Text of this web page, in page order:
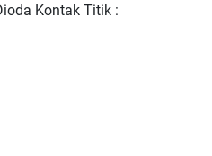
Kontak Titik :